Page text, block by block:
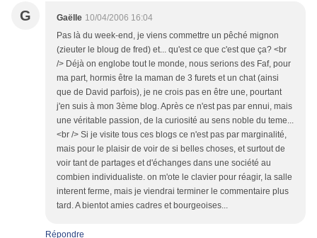
G Gaëlle 10/04/2006 16:04
Pas là du week-end, je viens commettre un pêché mignon
(zieuter le bloug de fred) et... qu'est ce que c'est que ça? <br
/> Déjà on englobe tout le monde, nous serions des Faf, pour
ma part, hormis être la maman de 3 furets et un chat (ainsi
que de David parfois), je ne crois pas en être une, pourtant
j'en suis à mon 3ème blog. Après ce n'est pas par ennui, mais
une véritable passion, de la curiosité au sens noble du teme...
<br /> Si je visite tous ces blogs ce n'est pas par marginalité,
mais pour le plaisir de voir de si belles choses, et surtout de
voir tant de partages et d'échanges dans une société au
combien individualiste. on m'ote le clavier pour réagir, la salle
interent ferme, mais je viendrai terminer le commentaire plus
tard. A bientot amies cadres et bourgeoises...
Répondre